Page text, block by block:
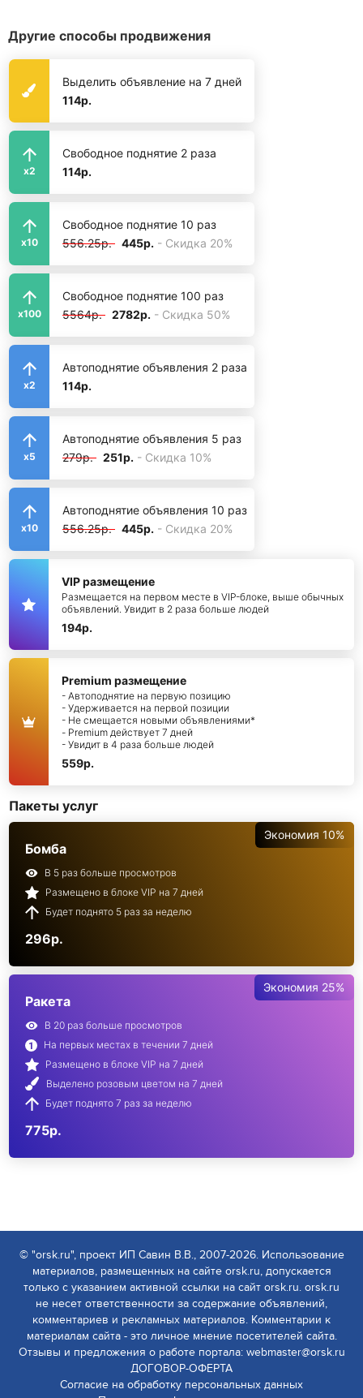
Другие способы продвижения
Выделить объявление на 7 дней
114р.
x2
Свободное поднятие 2 раза
114р.
x10
Свободное поднятие 10 раз
556.25р. 445р. - Скидка 20%
x100
Свободное поднятие 100 раз
5564р. 2782р. - Скидка 50%
x2
Автоподнятие объявления 2 раза
114р.
x5
Автоподнятие объявления 5 раз
279р. 251р. - Скидка 10%
x10
Автоподнятие объявления 10 раз
556.25р. 445р. - Скидка 20%
VIP размещение
Размещается на первом месте в VIP-блоке, выше обычных
объявлений. Увидит в 2 раза больше людей
194р.
Premium размещение
- Автоподнятие на первую позицию
- Удерживается на первой позиции
- Не смещается новыми объявлениями*
- Premium действует 7 дней
- Увидит в 4 раза больше людей
559р.
Пакеты услуг
Экономия 10%
Бомба
В 5 раз больше просмотров
Размещено в блоке VIP на 7 дней
Будет поднято 5 раз за неделю
296р.
Экономия 25%
Ракета
В 20 раз больше просмотров
На первых местах в течении 7 дней
Размещено в блоке VIP на 7 дней
Выделено розовым цветом на 7 дней
Будет поднято 7 раз за неделю
775р.
© "orsk.ru", проект ИП Савин В.В., 2007-2026. Использование
материалов, размещенных на сайте orsk.ru, допускается
только с указанием активной ссылки на сайт orsk.ru. orsk.ru
не несет ответственности за содержание объявлений,
комментариев и рекламных материалов. Комментарии к
материалам сайта - это личное мнение посетителей сайта.
Отзывы и предложения о работе портала: webmaster@orsk.ru
ДОГОВОР-ОФЕРТА
Согласие на обработку персональных данных